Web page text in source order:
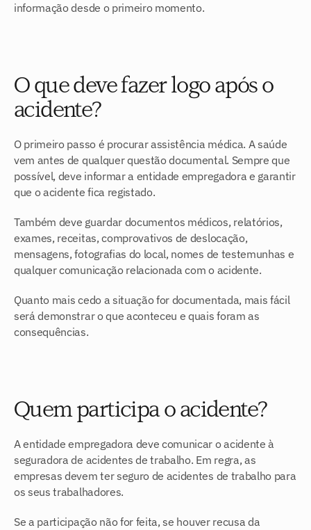
informação desde o primeiro momento.
O que deve fazer logo após o
acidente?
O primeiro passo é procurar assistência médica. A saúde
vem antes de qualquer questão documental. Sempre que
possível, deve informar a entidade empregadora e garantir
que o acidente fica registado.
Também deve guardar documentos médicos, relatórios,
exames, receitas, comprovativos de deslocação,
mensagens, fotografias do local, nomes de testemunhas e
qualquer comunicação relacionada com o acidente.
Quanto mais cedo a situação for documentada, mais fácil
será demonstrar o que aconteceu e quais foram as
consequências.
Quem participa o acidente?
A entidade empregadora deve comunicar o acidente à
seguradora de acidentes de trabalho. Em regra, as
empresas devem ter seguro de acidentes de trabalho para
os seus trabalhadores.
Se a participação não for feita, se houver recusa da